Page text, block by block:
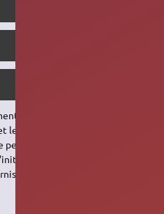
applications de
différences ne sont pas
que quelques minutes
des deux
chacun une image.